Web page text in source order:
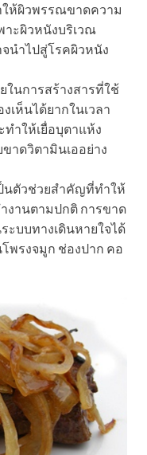
ให้ผิวพรรณขาดความ
าะผิวหนังบริเวณ
นำไปสู่โรคผิวหนัง
ในการสร้างสารที่ใช้
เห็นได้ยากในเวลา
ำให้เยื่อบุตาแห้ง
าดวิตามินเออย่าง
นตัวช่วยสำคัญที่ทำให้
งานตามปกติ การขาด
ะบบทางเดินหายใจได้
โพรงจมูก ช่องปาก คอ